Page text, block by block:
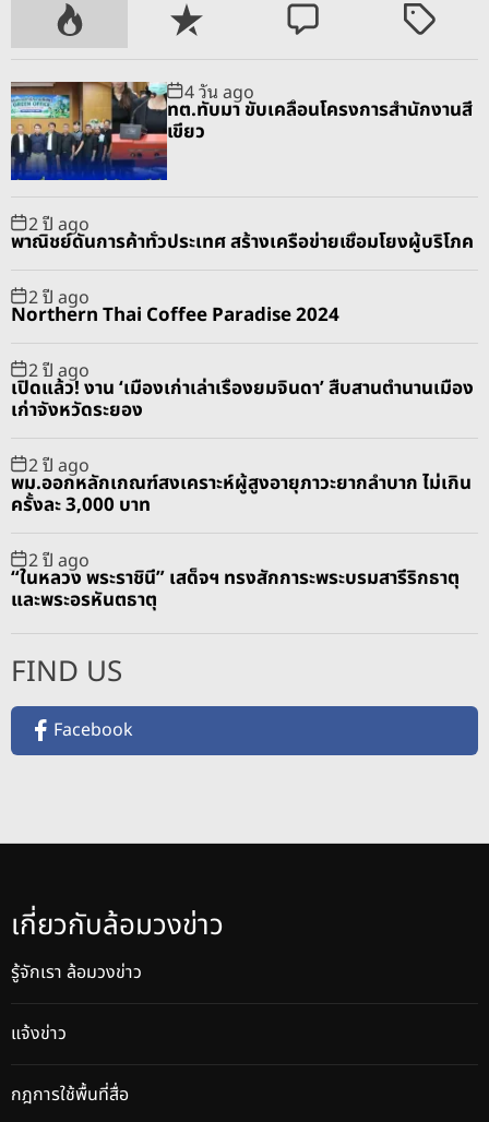
P
o
p
u
l
a
r
R
e
c
e
n
C
o
m
m
e
T
g
g
e
4 วัน ago
ทต.ทับมา ขับเคลื่อนโครงการสำนักงานสี
เขียว
2 ปี ago
พาณิชย์ดันการค้าทั่วประเทศ สร้างเครือข่ายเชื่อมโยงผู้บริโภค
2 ปี ago
Northern Thai Coffee Paradise 2024
2 ปี ago
เปิดแล้ว! งาน ‘เมืองเก่าเล่าเรื่องยมจินดา’ สืบสานตำนานเมือง
เก่าจังหวัดระยอง
2 ปี ago
พม.ออกหลักเกณฑ์สงเคราะห์ผู้สูงอายุภาวะยากลำบาก ไม่เกิน
ครั้งละ 3,000 บาท
2 ปี ago
“ในหลวง พระราชินี” เสด็จฯ ทรงสักการะพระบรมสารีริกธาตุ
และพระอรหันตธาตุ
FIND US
Facebook
เกี่ยวกับล้อมวงข่าว
รู้จักเรา ล้อมวงข่าว
แจ้งข่าว
กฎการใช้พื้นที่สื่อ